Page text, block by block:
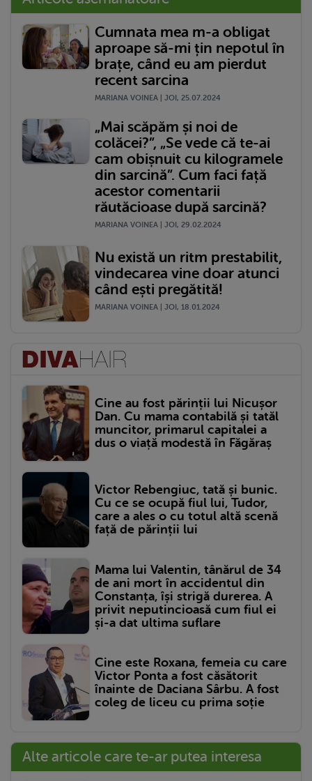
Cumnata mea m-a obligat
aproape să-mi țin nepotul în
brațe, când eu am pierdut
recent sarcina
MARIANA VOINEA | JOI, 25.07.2024
„Mai scăpăm și noi de
colăcei?”, „Se vede că te-ai
cam obișnuit cu kilogramele
din sarcină”. Cum faci față
acestor comentarii
răutăcioase după sarcină?
MARIANA VOINEA | JOI, 29.02.2024
Nu există un ritm prestabilit,
vindecarea vine doar atunci
când ești pregătită!
MARIANA VOINEA | JOI, 18.01.2024
Cine au fost părinții lui Nicușor
Dan. Cu mama contabilă și tatăl
muncitor, primarul capitalei a
dus o viață modestă în Făgăraș
Victor Rebengiuc, tată și bunic.
Cu ce se ocupă fiul lui, Tudor,
care a ales o cu totul altă scenă
față de părinții lui
Mama lui Valentin, tânărul de 34
de ani mort în accidentul din
Constanța, își strigă durerea. A
privit neputincioasă cum fiul ei
și-a dat ultima suflare
Cine este Roxana, femeia cu care
Victor Ponta a fost căsătorit
înainte de Daciana Sârbu. A fost
coleg de liceu cu prima soție
Alte articole care te-ar putea interesa